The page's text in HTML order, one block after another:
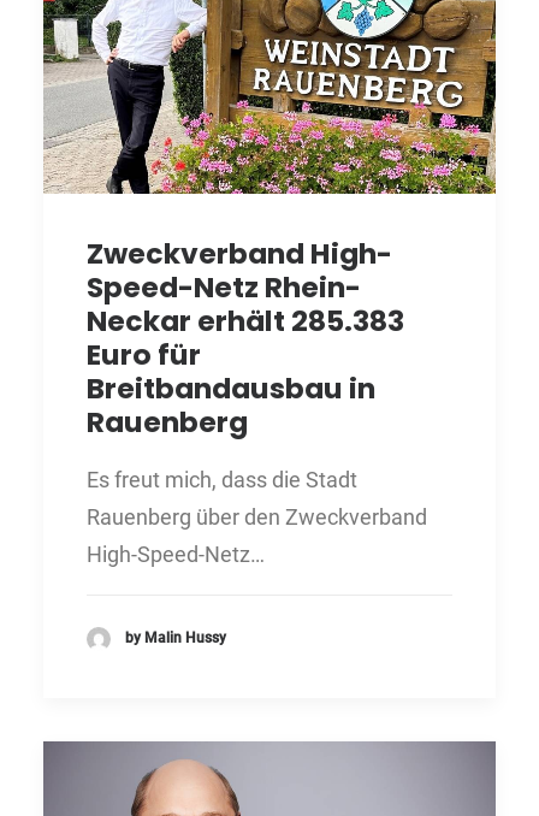
Zweckverband High-
Speed-Netz Rhein-
Neckar erhält 285.383
Euro für
Breitbandausbau in
Rauenberg
Es freut mich, dass die Stadt
Rauenberg über den Zweckverband
High-Speed-Netz…
by Malin Hussy